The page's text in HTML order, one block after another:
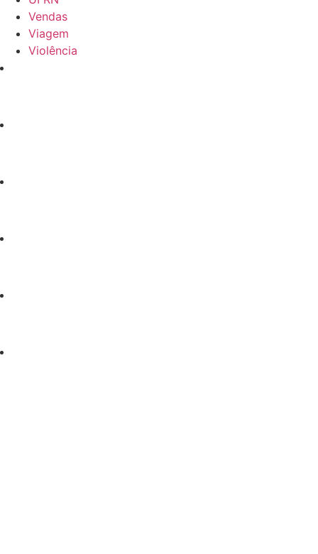
Vendas
Viagem
Violência